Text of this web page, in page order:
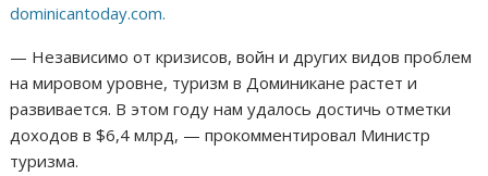
dominicantoday.com.
— Независимо от кризисов, войн и других видов проблем
на мировом уровне, туризм в Доминикане растет и
развивается. В этом году нам удалось достичь отметки
доходов в $6,4 млрд, — прокомментировал Министр
туризма.